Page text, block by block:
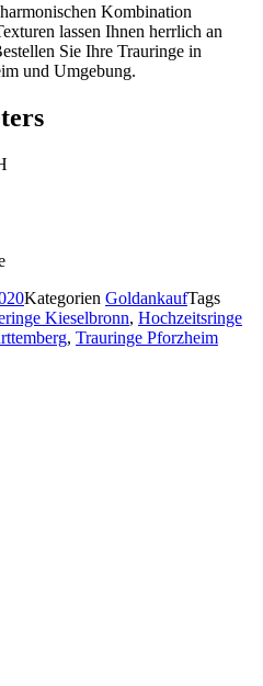
Kombination
lassen Ihnen herrlich an
Sie Ihre Trauringe in
und Umgebung.
Kategorien GoldankaufTags
Kieselbronn, Hochzeitsringe
, Trauringe Pforzheim